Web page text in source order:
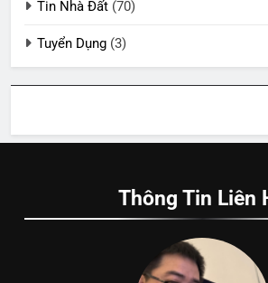
Tin Nhà Đất (70)
Tuyển Dụng (3)
Thông Tin Liên